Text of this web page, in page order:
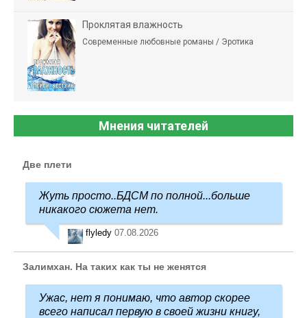
Проклятая влажность
Современные любовные романы / Эротика
Мнения читателей
Две плети
Жуть просто..БДСМ по полной...больше
никакого сюжета нет.
flyledy 07.08.2026
Залимхан. На таких как ты не женятся
Ужас, нет я понимаю, что автор скорее
всего написал первую в своей жизни книгу,